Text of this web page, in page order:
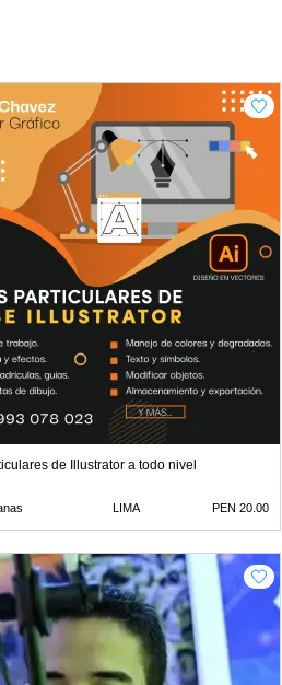
EN L de Illustrator a todo nivel
LIMA PEN 20.00